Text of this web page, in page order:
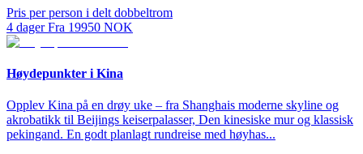
Pris per person i delt dobbeltrom
4 dager Fra 19950 NOK
Høydepunkter i Kina
Opplev Kina på en drøy uke – fra Shanghais moderne skyline og
akrobatikk til Beijings keiserpalasser, Den kinesiske mur og klassisk
pekingand. En godt planlagt rundreise med høyhas...